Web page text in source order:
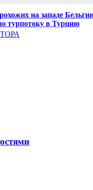
на западе
турпотоку в Турцию